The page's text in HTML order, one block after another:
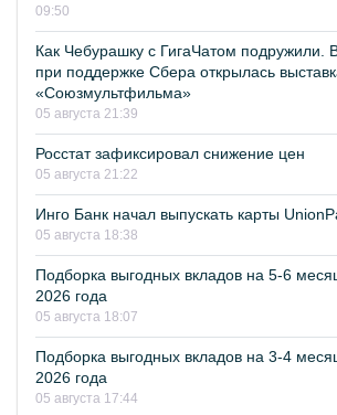
09:50
Как Чебурашку с ГигаЧатом подружили.
при поддержке Сбера открылась
«Союзмультфильма»
05 августа 21:39
Росстат зафиксировал снижение цен
05 августа 21:22
Инго Банк начал выпускать карты
05 августа 18:38
Подборка выгодных вкладов на 5-6
2026 года
05 августа 18:07
Подборка выгодных вкладов на 3-4
2026 года
05 августа 17:44